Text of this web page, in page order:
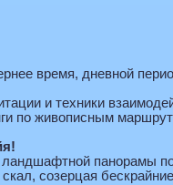
время, дневной
и техники
по живописным
панорамы
созерцая